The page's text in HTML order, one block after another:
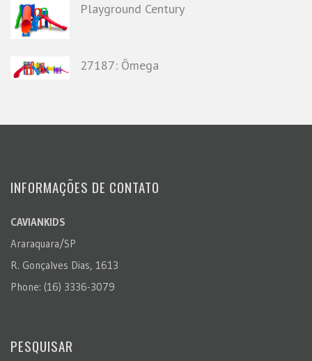
Playground Century
27187: Ômega
INFORMAÇÕES DE CONTATO
CAVIANKIDS
Araraquara/SP
R. Gonçalves Dias, 1613
Phone: (16) 3336-3079
PESQUISAR